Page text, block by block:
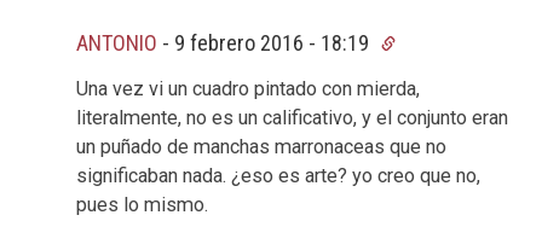
ANTONIO - 9 febrero 2016 - 18:19
Una vez vi un cuadro pintado con mierda,
literalmente, no es un calificativo, y el conjunto eran
un puñado de manchas marronaceas que no
significaban nada. ¿eso es arte? yo creo que no,
pues lo mismo.